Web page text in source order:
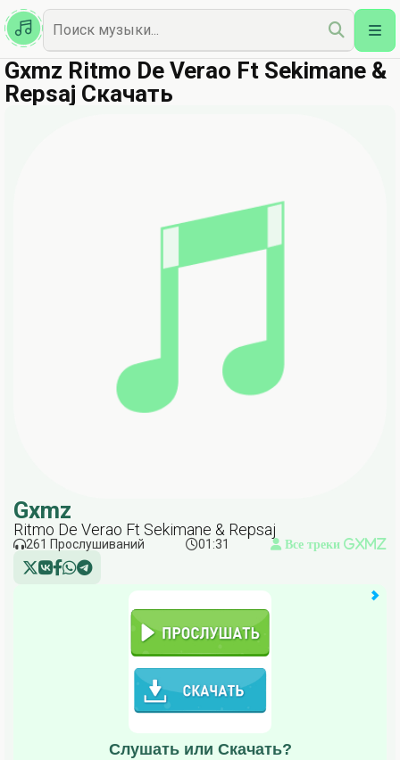
Казахская
Наш Топ
Gxmz Ritmo De Verao Ft Sekimane &
Repsaj Скачать
Gxmz
Ritmo De Verao Ft Sekimane & Repsaj
261 Прослушиваний 01:31 Все треки Gxmz
Слушать или Скачать?